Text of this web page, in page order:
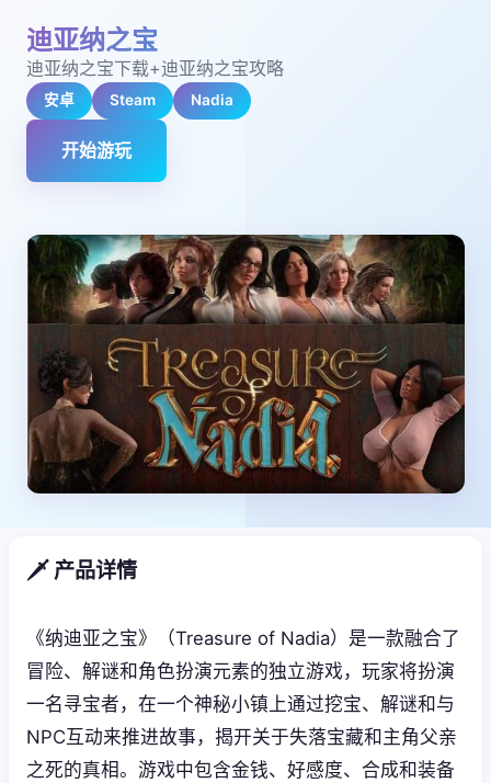
迪亚纳之宝
迪亚纳之宝下载+迪亚纳之宝攻略
安卓 Steam Nadia
开始游玩
🗡️ 产品详情
《纳迪亚之宝》（Treasure of Nadia）是一款融合了
冒险、解谜和角色扮演元素的独立游戏，玩家将扮演
一名寻宝者，在一个神秘小镇上通过挖宝、解谜和与
NPC互动来推进故事，揭开关于失落宝藏和主角父亲
之死的真相。游戏中包含金钱、好感度、合成和装备